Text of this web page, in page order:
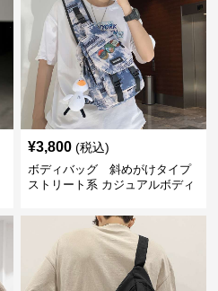
¥3,800 (税込)
ボディバッグ 斜めがけタイプ
ストリート系 カジュアルボディ